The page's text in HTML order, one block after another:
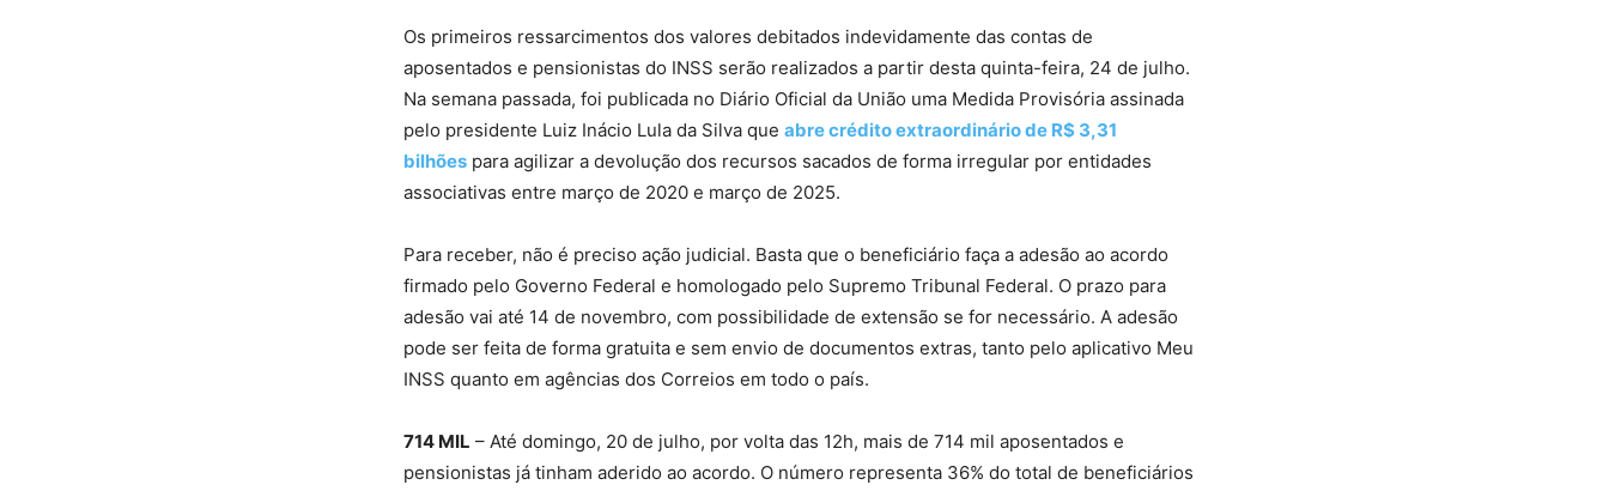
Os primeiros ressarcimentos dos valores debitados indevidamente das contas de
aposentados e pensionistas do INSS serão realizados a partir desta quinta-feira, 24 de julho.
Na semana passada, foi publicada no Diário Oficial da União uma Medida Provisória assinada
pelo presidente Luiz Inácio Lula da Silva que abre crédito extraordinário de R$ 3,31
bilhões para agilizar a devolução dos recursos sacados de forma irregular por entidades
associativas entre março de 2020 e março de 2025.
Para receber, não é preciso ação judicial. Basta que o beneficiário faça a adesão ao acordo
firmado pelo Governo Federal e homologado pelo Supremo Tribunal Federal. O prazo para
adesão vai até 14 de novembro, com possibilidade de extensão se for necessário. A adesão
pode ser feita de forma gratuita e sem envio de documentos extras, tanto pelo aplicativo Meu
INSS quanto em agências dos Correios em todo o país.
714 MIL – Até domingo, 20 de julho, por volta das 12h, mais de 714 mil aposentados e
pensionistas já tinham aderido ao acordo. O número representa 36% do total de beneficiários